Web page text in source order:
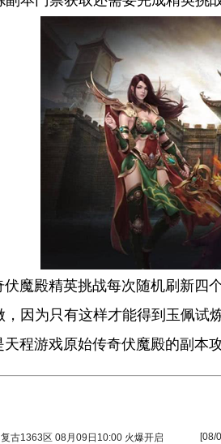
殿精英挑战每次随机刷新四个
因为只有这样才能得到玉佩试
游戏原始传奇伏魔殿的副本攻
古1363区 08月09日10:00 火爆开启 [08/